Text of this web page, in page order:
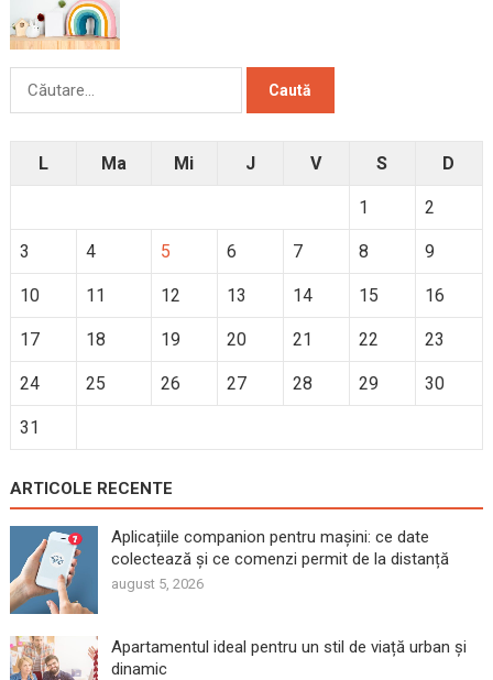
L Ma Mi J V S D
1 2
3 4 5 6 7 8 9
10 11 12 13 14 15 16
17 18 19 20 21 22 23
24 25 26 27 28 29 30
31
ARTICOLE RECENTE
Aplicațiile companion pentru mașini: ce date
colectează și ce comenzi permit de la distanță
august 5, 2026
Apartamentul ideal pentru un stil de viață urban și
dinamic